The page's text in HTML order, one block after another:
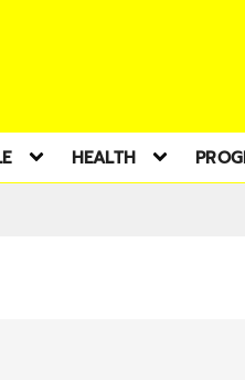
HEALTH